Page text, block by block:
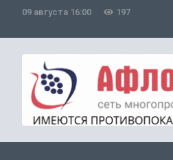
09 августа 16:00 197